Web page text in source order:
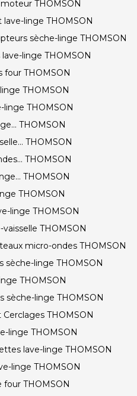
THOMSON
linge THOMSON
sèche-linge THOMSON
linge THOMSON
THOMSON
THOMSON
linge THOMSON
THOMSON
THOMSON
THOMSON
THOMSON
THOMSON
linge THOMSON
THOMSON
micro-ondes THOMSON
sèche-linge THOMSON
THOMSON
sèche-linge THOMSON
THOMSON
linge THOMSON
lave-linge THOMSON
linge THOMSON
THOMSON